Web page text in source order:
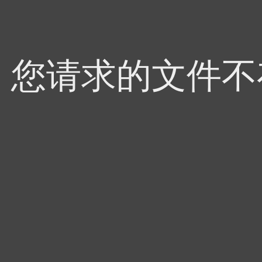
您请求的文件